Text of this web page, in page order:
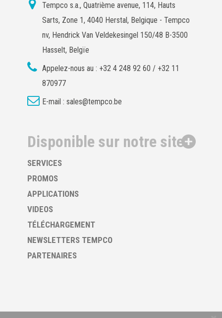
Tempco s.a., Quatrième avenue, 114, Hauts
Sarts, Zone 1, 4040 Herstal, Belgique - Tempco
nv, Hendrick Van Veldekesingel 150/48 B-3500
Hasselt, Belgïe
Appelez-nous au : +32 4 248 92 60 / +32 11
870977
E-mail : sales@tempco.be
Disponible sur notre site
SERVICES
PROMOS
APPLICATIONS
VIDEOS
TÉLÉCHARGEMENT
NEWSLETTERS TEMPCO
PARTENAIRES